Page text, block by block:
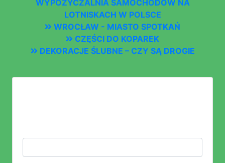
WYPOŻYCZALNIA SAMOCHODÓW NA
LOTNISKACH W POLSCE
WROCŁAW - MIASTO SPOTKAŃ
CZĘŚCI DO KOPAREK
DEKORACJE ŚLUBNE – CZY SĄ DROGIE